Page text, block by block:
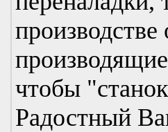
чтобы
Радостный